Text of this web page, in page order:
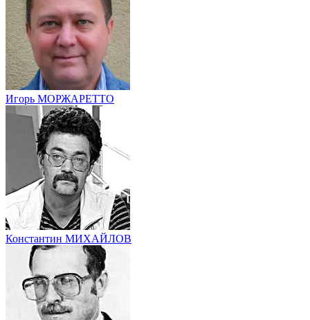
Игорь МОРЖАРЕТТО
Константин МИХАЙЛОВ